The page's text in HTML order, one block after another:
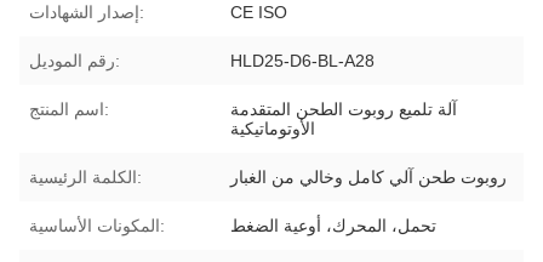
إصدار الشهادات: CE ISO
رقم الموديل: HLD25-D6-BL-A28
اسم المنتج:
آلة تلميع روبوت الطحن المتقدمة
الأوتوماتيكية
الكلمة الرئيسية: روبوت طحن آلي كامل وخالي من الغبار
المكونات الأساسية: تحمل، المحرك، أوعية الضغط